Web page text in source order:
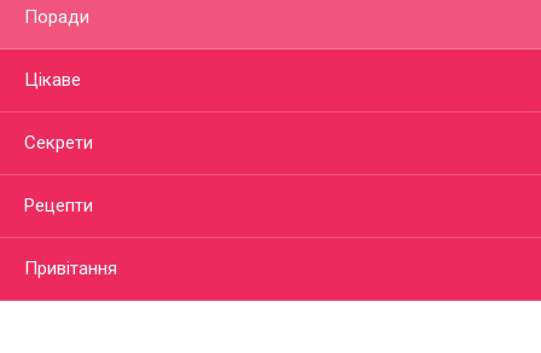
Поради
Цікаве
Секрети
Рецепти
Привітання